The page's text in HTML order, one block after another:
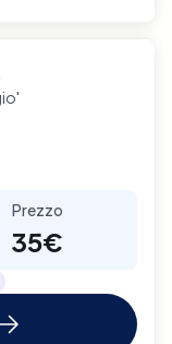
Prezzo
35€